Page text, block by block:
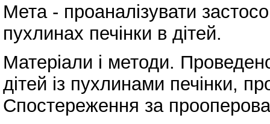
Мета - проаналізувати
пухлинах печінки в дітей.
Матеріали і методи.
дітей із пухлинами печінки,
Спостереження за